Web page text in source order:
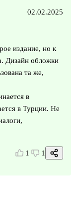
02.02.2025
издание, но к
Дизайн обложки
та же,
в
в Турции. Не
1 1